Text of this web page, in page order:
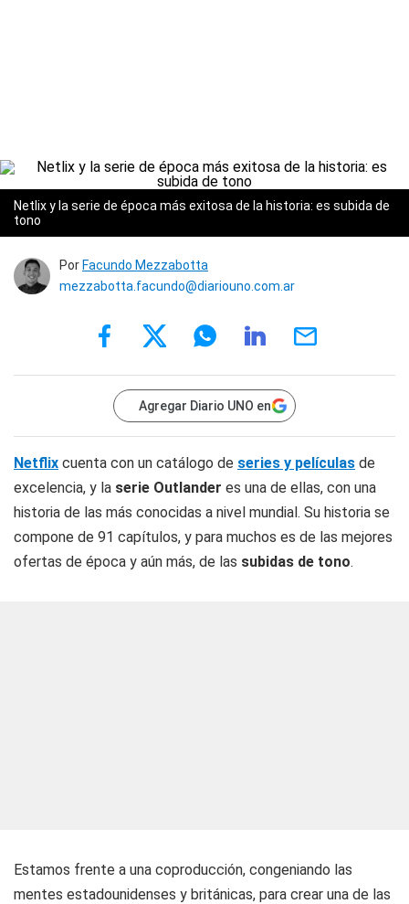
Netlix y la serie de época más exitosa de la historia: es subida de
tono
Por Facundo Mezzabotta
mezzabotta.facundo@diariouno.com.ar
Agregar Diario UNO en
Netflix cuenta con un catálogo de series y películas de
excelencia, y la serie Outlander es una de ellas, con una
historia de las más conocidas a nivel mundial. Su historia se
compone de 91 capítulos, y para muchos es de las mejores
ofertas de época y aún más, de las subidas de tono.
Estamos frente a una coproducción, congeniando las
mentes estadounidenses y británicas, para crear una de las